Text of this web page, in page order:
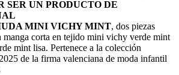
SER UN PRODUCTO DE
MINI VICHY MINT, dos piezas
manga corta en tejido mini vichy verde mint
mint lisa. Pertenece a la colección
de la firma valenciana de moda infantil